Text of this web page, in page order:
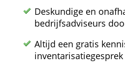
Deskundige en
bedrijfsadviseurs
Altijd een gratis
inventarisatie­gesprek